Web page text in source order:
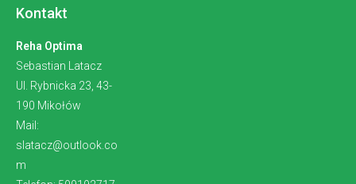
Kontakt
Reha Optima
Sebastian Latacz
Ul. Rybnicka 23, 43-
190 Mikołów
Mail:
slatacz@outlook.co
m